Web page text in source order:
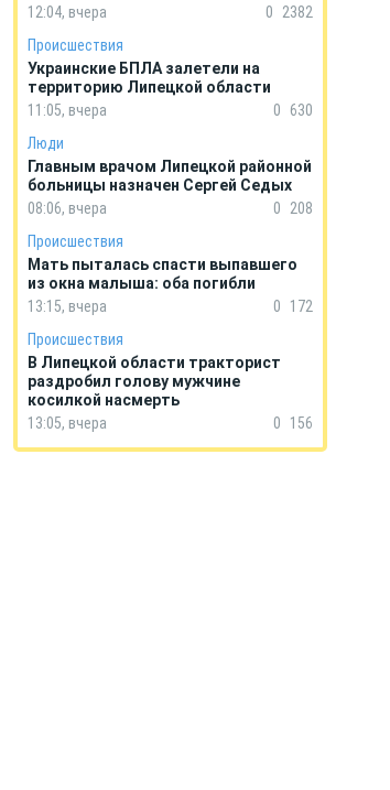
12:04, вчера
0
2382
Происшествия
Украинские БПЛА залетели на
территорию Липецкой области
11:05, вчера
0
630
Люди
Главным врачом Липецкой районной
больницы назначен Сергей Седых
08:06, вчера
0
208
Происшествия
Мать пыталась спасти выпавшего
из окна малыша: оба погибли
13:15, вчера
0
172
Происшествия
В Липецкой области тракторист
раздробил голову мужчине
косилкой насмерть
13:05, вчера
0 156